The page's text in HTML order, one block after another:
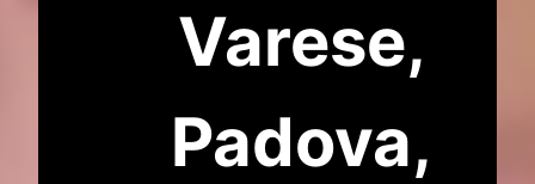
Varese,
Padova‎,